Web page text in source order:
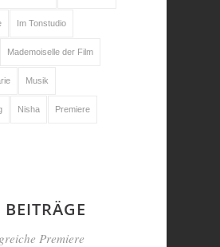
Im Tonstudio
Mademoiselle der Film
Musik
Nisha Premiere
BEITRÄGE
Premiere